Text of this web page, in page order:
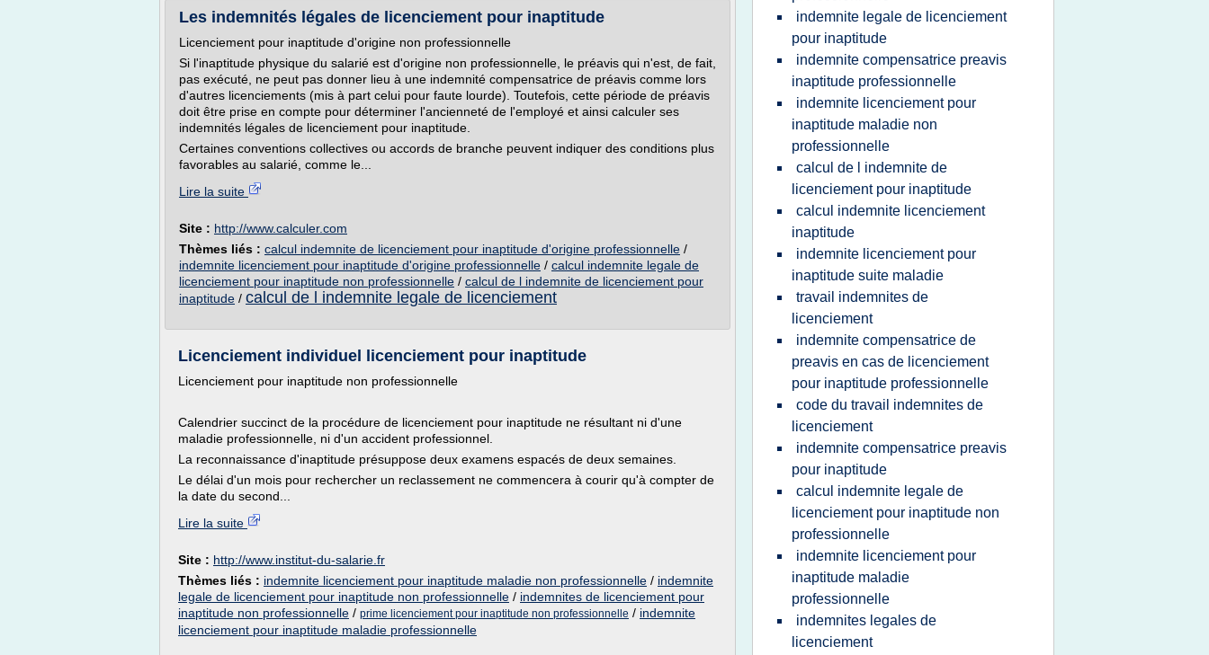
Les indemnités légales de licenciement pour inaptitude
Licenciement pour inaptitude d'origine non professionnelle
Si l'inaptitude physique du salarié est d'origine non professionnelle, le préavis qui n'est, de fait,
pas exécuté, ne peut pas donner lieu à une indemnité compensatrice de préavis comme lors
d'autres licenciements (mis à part celui pour faute lourde). Toutefois, cette période de préavis
doit être prise en compte pour déterminer l'ancienneté de l'employé et ainsi calculer ses
indemnités légales de licenciement pour inaptitude.
Certaines conventions collectives ou accords de branche peuvent indiquer des conditions plus
favorables au salarié, comme le...
Lire la suite
Site : http://www.calculer.com
Thèmes liés : calcul indemnite de licenciement pour inaptitude d'origine professionnelle /
indemnite licenciement pour inaptitude d'origine professionnelle / calcul indemnite legale de
licenciement pour inaptitude non professionnelle / calcul de l indemnite de licenciement pour
inaptitude / calcul de l indemnite legale de licenciement
Licenciement individuel licenciement pour inaptitude
Licenciement pour inaptitude non professionnelle
Calendrier succinct de la procédure de licenciement pour inaptitude ne résultant ni d'une
maladie professionnelle, ni d'un accident professionnel.
La reconnaissance d'inaptitude présuppose deux examens espacés de deux semaines.
Le délai d'un mois pour rechercher un reclassement ne commencera à courir qu'à compter de
la date du second...
Lire la suite
Site : http://www.institut-du-salarie.fr
Thèmes liés : indemnite licenciement pour inaptitude maladie non professionnelle / indemnite
legale de licenciement pour inaptitude non professionnelle / indemnites de licenciement pour
inaptitude non professionnelle / prime licenciement pour inaptitude non professionnelle / indemnite
licenciement pour inaptitude maladie professionnelle
indemnite legale de licenciement
pour inaptitude
indemnite compensatrice preavis
inaptitude professionnelle
indemnite licenciement pour
inaptitude maladie non
professionnelle
calcul de l indemnite de
licenciement pour inaptitude
calcul indemnite licenciement
inaptitude
indemnite licenciement pour
inaptitude suite maladie
travail indemnites de
licenciement
indemnite compensatrice de
preavis en cas de licenciement
pour inaptitude professionnelle
code du travail indemnites de
licenciement
indemnite compensatrice preavis
pour inaptitude
calcul indemnite legale de
licenciement pour inaptitude non
professionnelle
indemnite licenciement pour
inaptitude maladie
professionnelle
indemnites legales de
licenciement